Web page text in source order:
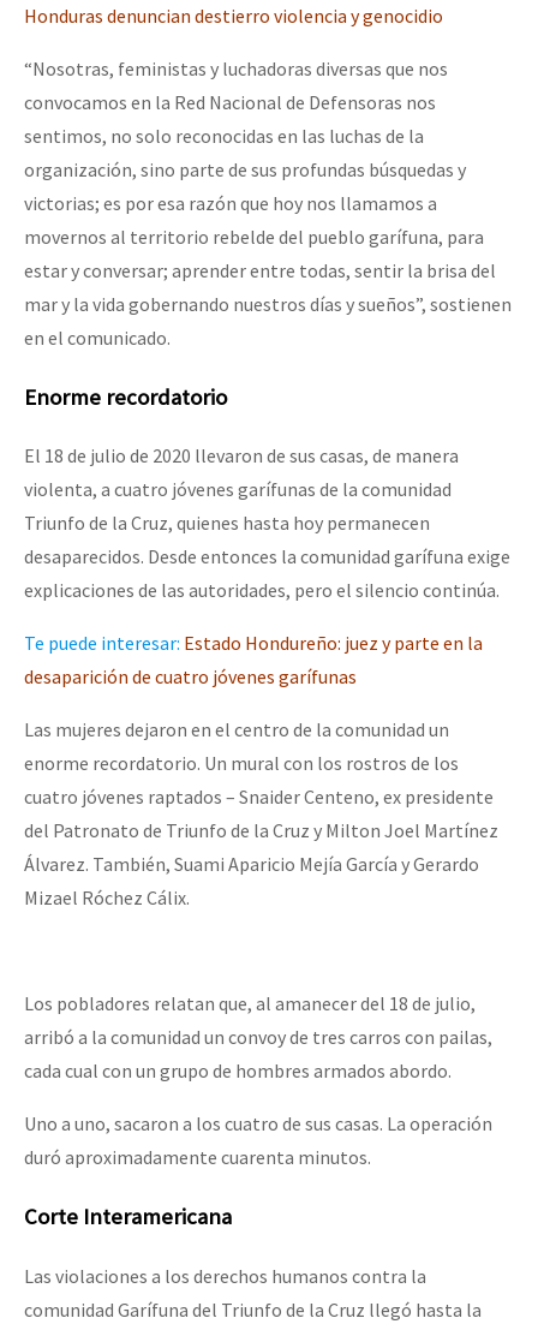
Honduras denuncian destierro violencia y genocidio
“Nosotras, feministas y luchadoras diversas que nos
convocamos en la Red Nacional de Defensoras nos
sentimos, no solo reconocidas en las luchas de la
organización, sino parte de sus profundas búsquedas y
victorias; es por esa razón que hoy nos llamamos a
movernos al territorio rebelde del pueblo garífuna, para
estar y conversar; aprender entre todas, sentir la brisa del
mar y la vida gobernando nuestros días y sueños”, sostienen
en el comunicado.
Enorme recordatorio
El 18 de julio de 2020 llevaron de sus casas, de manera
violenta, a cuatro jóvenes garífunas de la comunidad
Triunfo de la Cruz, quienes hasta hoy permanecen
desaparecidos. Desde entonces la comunidad garífuna exige
explicaciones de las autoridades, pero el silencio continúa.
Te puede interesar: Estado Hondureño: juez y parte en la
desaparición de cuatro jóvenes garífunas
Las mujeres dejaron en el centro de la comunidad un
enorme recordatorio. Un mural con los rostros de los
cuatro jóvenes raptados – Snaider Centeno, ex presidente
del Patronato de Triunfo de la Cruz y Milton Joel Martínez
Álvarez. También, Suami Aparicio Mejía García y Gerardo
Mizael Róchez Cálix.
Los pobladores relatan que, al amanecer del 18 de julio,
arribó a la comunidad un convoy de tres carros con pailas,
cada cual con un grupo de hombres armados abordo.
Uno a uno, sacaron a los cuatro de sus casas. La operación
duró aproximadamente cuarenta minutos.
Corte Interamericana
Las violaciones a los derechos humanos contra la
comunidad Garífuna del Triunfo de la Cruz llegó hasta la